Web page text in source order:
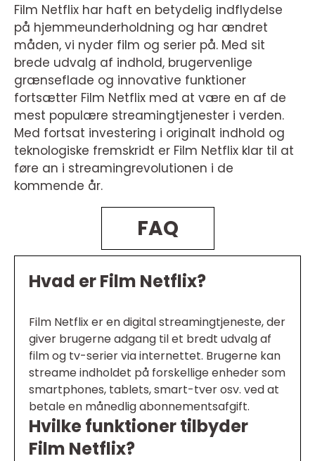
Film Netflix har haft en betydelig indflydelse
på hjemmeunderholdning og har ændret
måden, vi nyder film og serier på. Med sit
brede udvalg af indhold, brugervenlige
grænseflade og innovative funktioner
fortsætter Film Netflix med at være en af de
mest populære streamingtjenester i verden.
Med fortsat investering i originalt indhold og
teknologiske fremskridt er Film Netflix klar til at
føre an i streamingrevolutionen i de
kommende år.
FAQ
Hvad er Film Netflix?
Film Netflix er en digital streamingtjeneste, der
giver brugerne adgang til et bredt udvalg af
film og tv-serier via internettet. Brugerne kan
streame indholdet på forskellige enheder som
smartphones, tablets, smart-tver osv. ved at
betale en månedlig abonnementsafgift.
Hvilke funktioner tilbyder
Film Netflix?